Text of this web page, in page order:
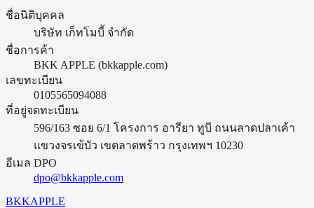
ชื่อนิติบุคคล
บริษัท เก็ทโมบี้ จำกัด
ชื่อการค้า
BKK APPLE (bkkapple.com)
เลขทะเบียน
0105565094088
ที่อยู่จดทะเบียน
596/163 ซอย 6/1 โครงการ อารียา ทูบี ถนนลาดปลาเค้า
แขวงจรเข้บัว เขตลาดพร้าว กรุงเทพฯ 10230
อีเมล DPO
dpo@bkkapple.com
BKKAPPLE